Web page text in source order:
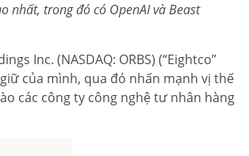
nhất, trong đó có OpenAI và Beast
Inc. (NASDAQ: ORBS) (“Eightco”
của mình, qua đó nhấn mạnh vị thế
các công ty công nghệ tư nhân hàng